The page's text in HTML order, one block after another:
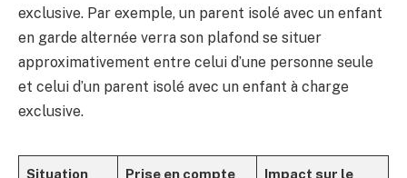
exclusive. Par exemple, un parent isolé avec un enfant
en garde alternée verra son plafond se situer
approximativement entre celui d’une personne seule
et celui d’un parent isolé avec un enfant à charge
exclusive.
Situation
Prise en compte
Impact sur le